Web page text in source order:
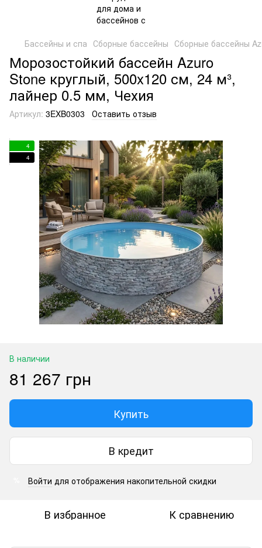
Бассейны и спа Сборные бассейны Сборные бассейны
Морозостойкий бассейн Azuro
Stone круглый, 500x120 см, 24 м³,
лайнер 0.5 мм, Чехия
Артикул: 3EXB0303 Оставить отзыв
4
4
В наличии
81 267 грн
Купить
В кредит
Войти для отображения накопительной скидки
В избранное К сравнению